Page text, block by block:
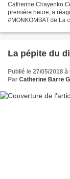
Catherine Chayenko
première heure, a
#MONKOMBAT de La
La pépite du
Publié le 27/05/2018 à
Par Catherine Barre